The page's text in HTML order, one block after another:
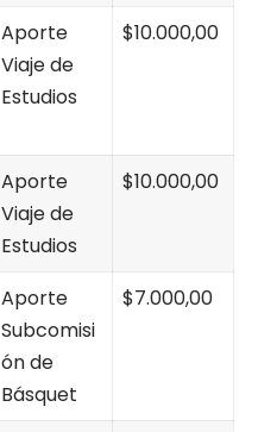
Aporte
Viaje de
Estudios
$10.000,00
Aporte
Viaje de
Estudios
$10.000,00
Aporte
Subcomisi
ón de
Básquet
$7.000,00